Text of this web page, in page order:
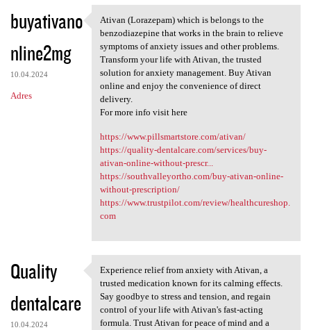
buyativano
nline2mg
10.04.2024
Adres
Ativan (Lorazepam) which is
Ativan (Lorazepam) which is belongs to the
benzodiazepine that works in the brain to relieve
symptoms of anxiety issues and other problems.
Transform your life with Ativan, the trusted
solution for anxiety management. Buy Ativan
online and enjoy the convenience of direct
delivery.
For more info visit here
https://www.pillsmartstore.com/ativan/
https://quality-dentalcare.com/services/buy-
ativan-online-without-prescr...
https://southvalleyortho.com/buy-ativan-online-
without-prescription/
https://www.trustpilot.com/review/healthcureshop.
com
Quality
dentalcare
10.04.2024
Experience relief from
Experience relief from anxiety with Ativan, a
trusted medication known for its calming effects.
Say goodbye to stress and tension, and regain
control of your life with Ativan's fast-acting
formula. Trust Ativan for peace of mind and a